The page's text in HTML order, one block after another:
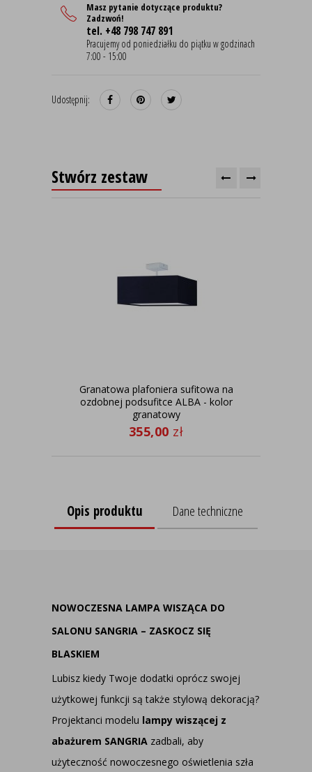
Masz pytanie dotyczące produktu?
Zadzwoń!
tel. +48 798 747 891
Pracujemy od poniedziałku do piątku w godzinach
7:00 - 15:00
Udostępnij:
Stwórz zestaw
Granatowa plafoniera sufitowa na
ozdobnej podsufitce ALBA - kolor
granatowy
355,00 zł
Opis produktu Dane techniczne
NOWOCZESNA LAMPA WISZĄCA DO
SALONU SANGRIA – ZASKOCZ SIĘ
BLASKIEM
Lubisz kiedy Twoje dodatki oprócz swojej
użytkowej funkcji są także stylową dekoracją?
Projektanci modelu lampy wiszącej z
abażurem SANGRIA zadbali, aby
użyteczność nowoczesnego oświetlenia szła